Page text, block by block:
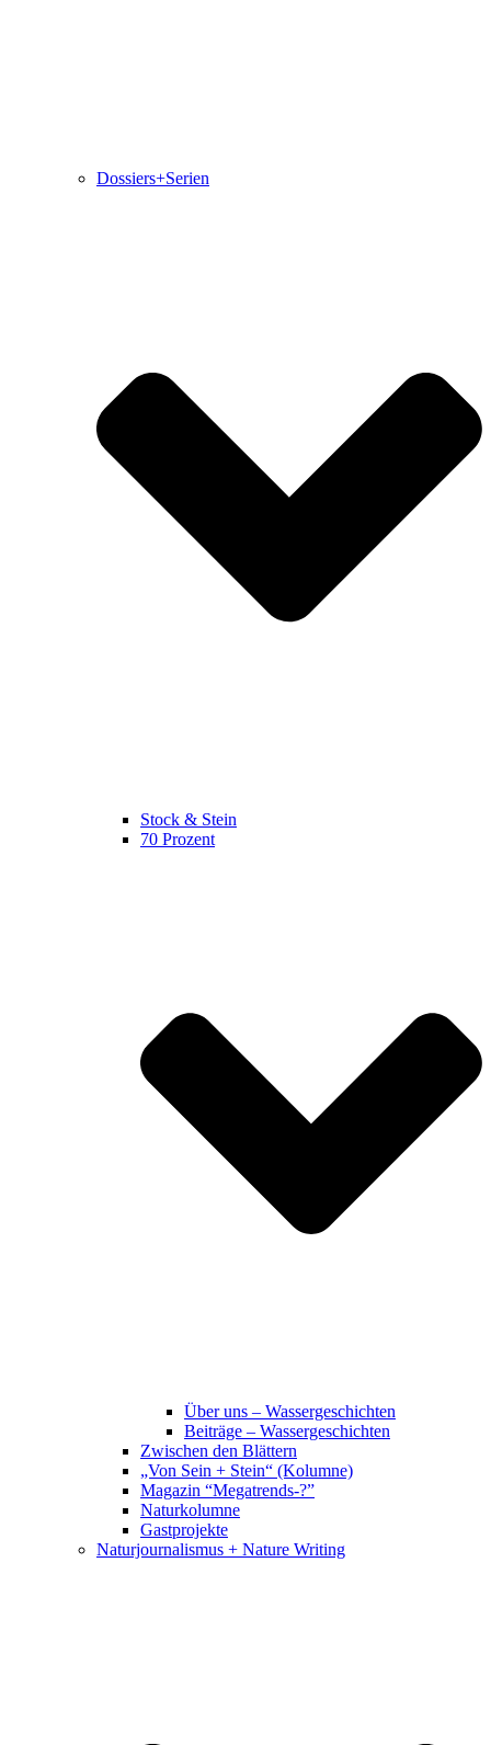
Dossiers+Serien
Stock & Stein
70 Prozent
Über uns – Wassergeschichten
Beiträge – Wassergeschichten
Zwischen den Blättern
„Von Sein + Stein“ (Kolumne)
Magazin “Megatrends-?”
Naturkolumne
Gastprojekte
Naturjournalismus + Nature Writing